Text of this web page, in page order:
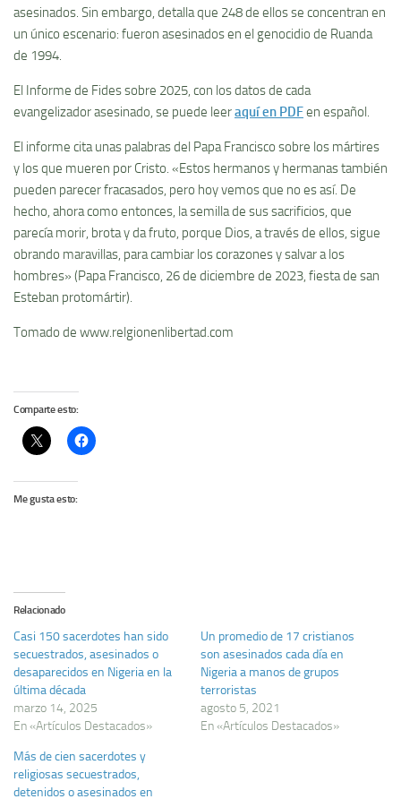
asesinados. Sin embargo, detalla que 248 de ellos se concentran en
un único escenario: fueron asesinados en el genocidio de Ruanda
de 1994.
El Informe de Fides sobre 2025, con los datos de cada
evangelizador asesinado, se puede leeraquí en PDFen español.
El informe cita unas palabras del Papa Francisco sobre los mártires
y los que mueren por Cristo. «Estos hermanos y hermanas también
pueden parecer fracasados, pero hoy vemos que no es así. De
hecho, ahora como entonces, la semilla de sus sacrificios, que
parecía morir, brota y da fruto, porque Dios, a través de ellos, sigue
obrando maravillas, para cambiar los corazones y salvar a los
hombres» (Papa Francisco, 26 de diciembre de 2023, fiesta de san
Esteban protomártir).
Tomado de www.relgionenlibertad.com
Comparte esto:
Me gusta esto:
Relacionado
Casi 150 sacerdotes han sido
secuestrados, asesinados o
desaparecidos en Nigeria en la
última década
marzo 14, 2025
En «Artículos Destacados»
Un promedio de 17 cristianos
son asesinados cada día en
Nigeria a manos de grupos
terroristas
agosto 5, 2021
En «Artículos Destacados»
Más de cien sacerdotes y
religiosas secuestrados,
detenidos o asesinados en